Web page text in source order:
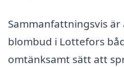
Sammanfattningsvis är
blombud i Lottefors
omtänksamt sätt att